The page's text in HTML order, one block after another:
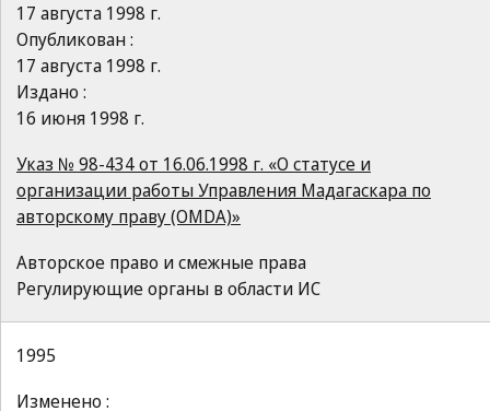
17 августа 1998 г.
Опубликован :
17 августа 1998 г.
Издано :
16 июня 1998 г.
Указ № 98-434 от 16.06.1998 г. «О статусе и
организации работы Управления Мадагаскара по
авторскому праву (OMDA)»
Авторское право и смежные права
Регулирующие органы в области ИС
1995
Изменено :